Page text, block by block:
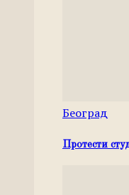
Београд
Протести